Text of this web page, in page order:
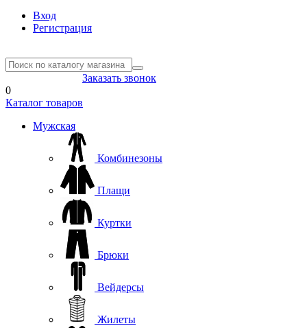
Вход
Регистрация
Заказать звонок
0
Каталог товаров
Мужская
Комбинезоны
Плащи
Куртки
Брюки
Вейдерсы
Жилеты